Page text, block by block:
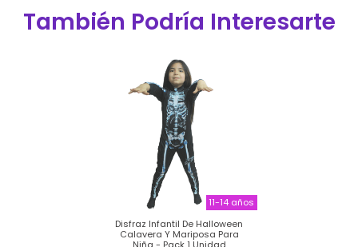
También Podría Interesarte
11-14 años
Disfraz Infantil De Halloween
Calavera Y Mariposa Para
Niña - Pack 1 Unidad